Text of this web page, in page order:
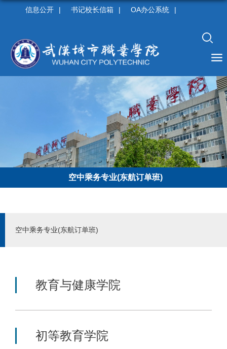
信息公开 | 书记校长信箱 | OA办公系统 |
空中乘务专业(东航订单班)
空中乘务专业(东航订单班)
教育与健康学院
初等教育学院